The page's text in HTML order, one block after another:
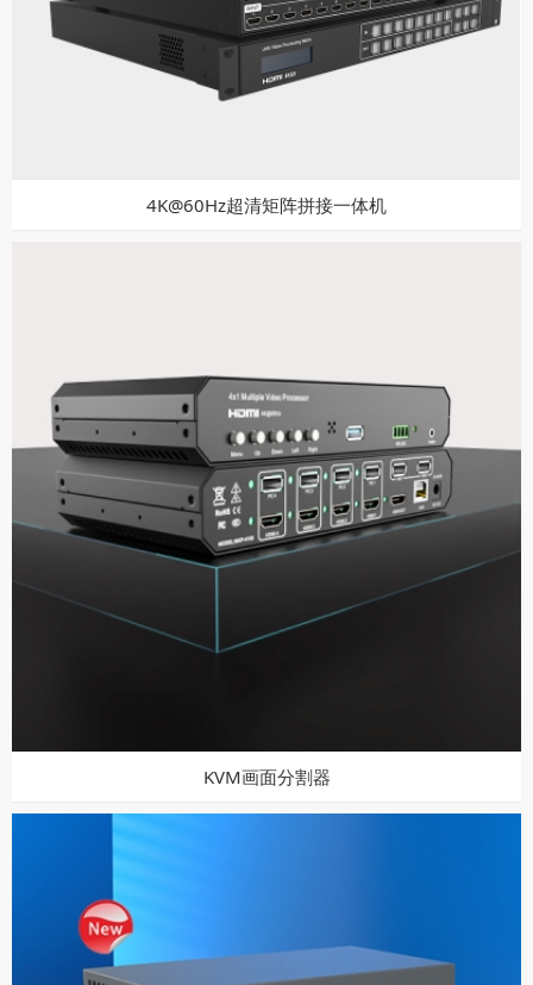
4K@60Hz超清矩阵拼接一体机
KVM画面分割器